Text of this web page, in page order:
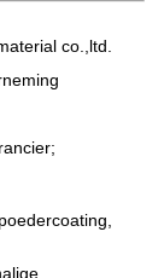
co.,ltd.